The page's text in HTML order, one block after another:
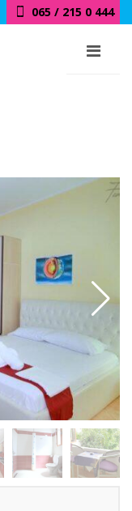
065 / 215 0 444